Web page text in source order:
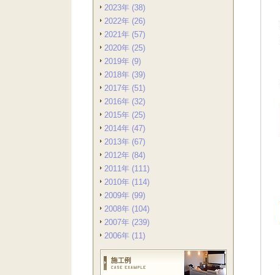
2023年 (38)
2022年 (26)
2021年 (57)
2020年 (25)
2019年 (9)
2018年 (39)
2017年 (51)
2016年 (32)
2015年 (25)
2014年 (47)
2013年 (67)
2012年 (84)
2011年 (111)
2010年 (114)
2009年 (99)
2008年 (104)
2007年 (239)
2006年 (11)